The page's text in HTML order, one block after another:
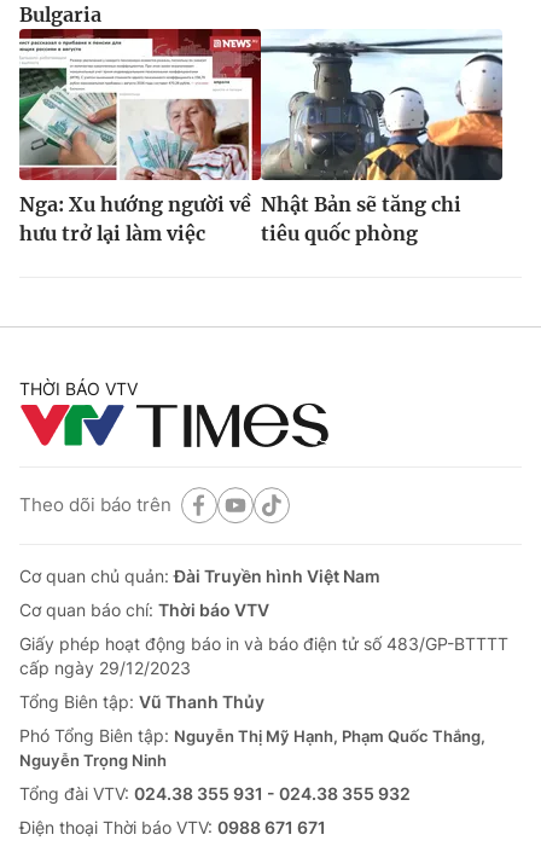
Bulgaria
Nga: Xu hướng người về
hưu trở lại làm việc
Nhật Bản sẽ tăng chi
tiêu quốc phòng
THỜI BÁO VTV
Theo dõi báo trên
Cơ quan chủ quản:Đài Truyền hình Việt Nam
Cơ quan báo chí: Thời báo VTV
Giấy phép hoạt động báo in và báo điện tử số 483/GP-BTTTT
cấp ngày 29/12/2023
Tổng Biên tập: Vũ Thanh Thủy
Phó Tổng Biên tập: Nguyễn Thị Mỹ Hạnh, Phạm Quốc Thắng,
Nguyễn Trọng Ninh
Tổng đài VTV: 024.38 355 931 - 024.38 355 932
Ðiện thoại Thời báo VTV: 0988 671 671